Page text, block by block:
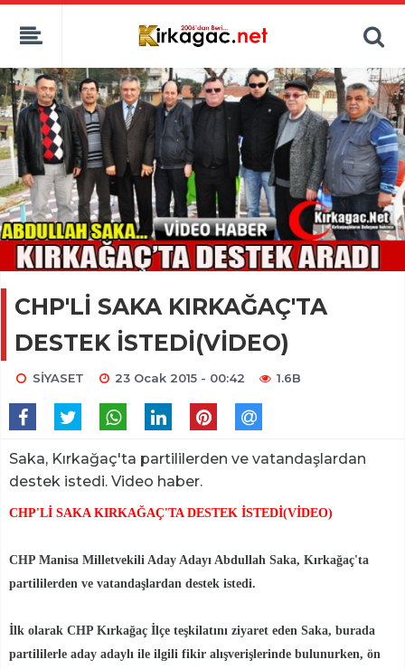
CHP'Lİ SAKA KIRKAĞAÇ'TA
DESTEK İSTEDİ(VİDEO)
SİYASET 23 Ocak 2015 - 00:42 1.6B
Saka, Kırkağaç'ta partililerden ve vatandaşlardan
destek istedi. Video haber.
CHP'Lİ SAKA KIRKAĞAÇ'TA DESTEK İSTEDİ(VİDEO)
CHP Manisa Milletvekili Aday Adayı Abdullah Saka, Kırkağaç'ta
partililerden ve vatandaşlardan destek istedi.
İlk olarak CHP Kırkağaç İlçe teşkilatını ziyaret eden Saka, burada
partililerle aday adaylı ile ilgili fikir alışverişlerinde bulunurken, ön